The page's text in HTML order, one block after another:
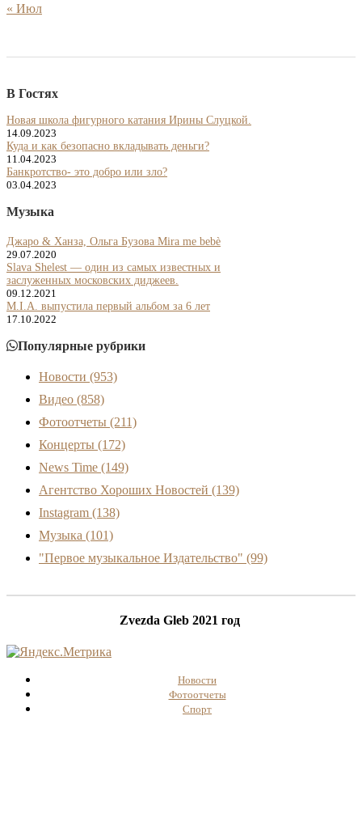
« Июл
В Гостях
Новая школа фигурного катания Ирины Слуцкой.
14.09.2023
Куда и как безопасно вкладывать деньги?
11.04.2023
Банкротство- это добро или зло?
03.04.2023
Музыка
Джаро & Ханза, Ольга Бузова Mira me bebè
29.07.2020
Slava Shelest — один из самых известных и
заслуженных московских диджеев.
09.12.2021
M.I.A. выпустила первый альбом за 6 лет
17.10.2022
Популярные рубрики
Новости (953)
Видео (858)
Фотоотчеты (211)
Концерты (172)
News Time (149)
Агентство Хороших Новостей (139)
Instagram (138)
Музыка (101)
"Первое музыкальное Издательство" (99)
Zvezda Gleb 2021 год
Новости
Фотоотчеты
Спорт